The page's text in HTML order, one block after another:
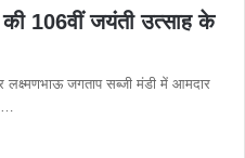
की 106वीं जयंती उत्साह के
जगताप सब्जी मंडी में आमदार